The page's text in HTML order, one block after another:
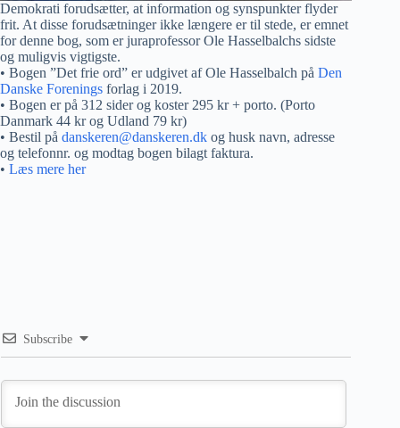
Demokrati forudsætter, at information og synspunkter flyder
frit. At disse forudsætninger ikke længere er til stede, er emnet
for denne bog, som er juraprofessor Ole Hasselbalchs sidste
og muligvis vigtigste.
• Bogen ”Det frie ord” er udgivet af Ole Hasselbalch på Den
Danske Forenings forlag i 2019.
• Bogen er på 312 sider og koster 295 kr + porto. (Porto
Danmark 44 kr og Udland 79 kr)
• Bestil på danskeren@danskeren.dk og husk navn, adresse
og telefonnr. og modtag bogen bilagt faktura.
• Læs mere her
Subscribe